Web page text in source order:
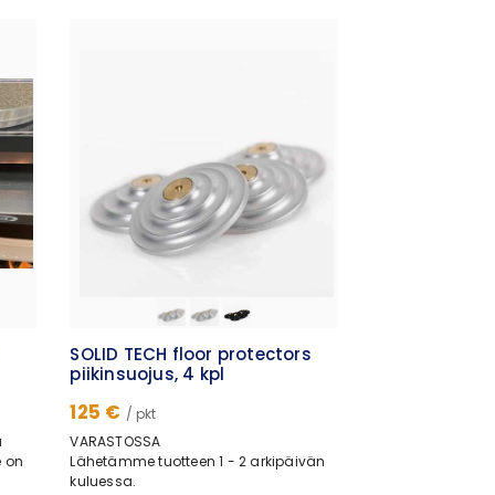
ja
on
SOLID TECH floor protectors
piikinsuojus, 4 kpl
125 € / pkt
VARASTOSSA
Lähetämme tuotteen 1 - 2 arkipäivän
kuluessa.